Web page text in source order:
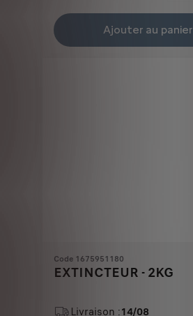
Price
228,66
Quantity
updated
Ajouter au panier
Code 1675951180
EXTINCTEUR - 2KG
Livraison :14/08